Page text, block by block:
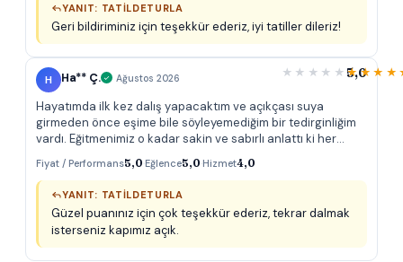
YANIT: TATILDETURLA
Geri bildiriminiz için teşekkür ederiz, iyi tatiller dileriz!
H Ha** Ç. Ağustos 2026 5,0
Hayatımda ilk kez dalış yapacaktım ve açıkçası suya
girmeden önce eşime bile söyleyemediğim bir tedirginliğim
vardı. Eğitmenimiz o kadar sakin ve sabırlı anlattı ki her
nervli ilk dalışçılarla doluydu ama ekip herkese ayrı ayrı
ilgilendi. Teknede bir fotoğrafçı da vardı, dileyenler ayrıca
fotoğraf ve video alabiliyordu, biz de birkaç kare aldık güzel
oldu. Eşimle ikimiz de çok memnun kaldık.
Fiyat / Performans5,0·Eğlence5,0·Hizmet4,0
YANIT: TATILDETURLA
Güzel puanınız için çok teşekkür ederiz, tekrar dalmak
isterseniz kapımız açık.